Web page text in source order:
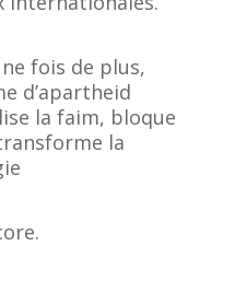
fois de plus,
d’apartheid
la faim, bloque
la